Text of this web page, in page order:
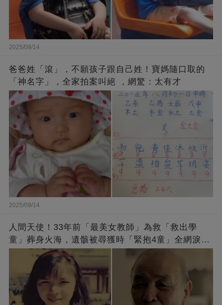
2025/09/14
爸爸姓「滾」，不願孩子跟自己姓！寶媽隨口取的
「神名字」，全家拍案叫絕 ，網驚：太有才
2025/09/14
人間天使！33年前「最美女教師」為救「救出學
童」葬身火海，遺骸被尋獲時「緊抱4童」全網淚
崩：真正的英雄不該被遺忘